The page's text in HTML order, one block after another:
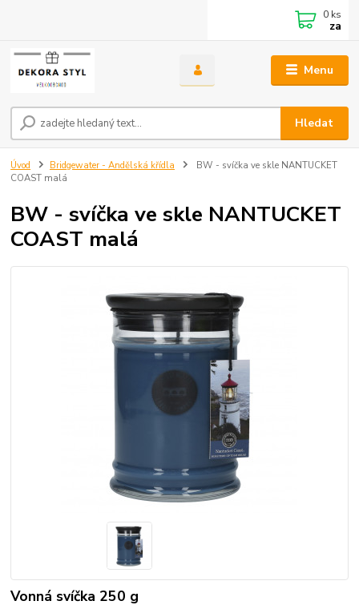
Menu
Hledat
0 ks
za
Úvod Bridgewater - Andělská křídla
BW - svíčka ve skle NANTUCKET
COAST malá
BW - svíčka ve skle NANTUCKET
COAST malá
Vonná svíčka 250 g